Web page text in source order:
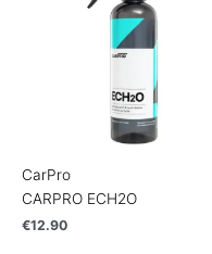
CarPro
CARPRO ECH2O
€12.90